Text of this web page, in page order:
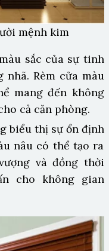
mệnh kim
sắc của sự tinh
Rèm cửa màu
mang đến không
cả căn phòng.
biểu thị sự ổn định
nâu có thể tạo ra
và đồng thời
cho không gian